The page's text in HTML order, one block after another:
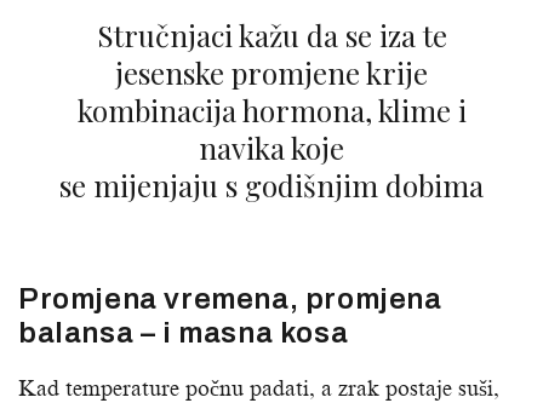
Stručnjaci kažu da se iza te
jesenske promjene krije
kombinacija hormona, klime i
navika koje
se mijenjaju s godišnjim dobima
Promjena vremena, promjena
balansa – i masna kosa
Kad temperature počnu padati, a zrak postaje suši,